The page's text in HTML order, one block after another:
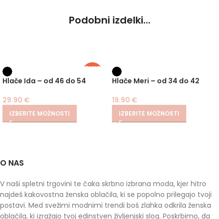
Podobni izdelki...
PLUS
Hlače Ida – od 46 do 54
29.90 €
IZBERITE MOŽNOSTI
Hlače Meri – od 34 do 42
19.90 €
IZBERITE MOŽNOSTI
O NAS
V naši spletni trgovini te čaka skrbno izbrana moda, kjer hitro
najdeš kakovostna ženska oblačila, ki se popolno prilegajo tvoji
postavi. Med svežimi modnimi trendi boš zlahka odkrila ženska
oblačila, ki izražajo tvoj edinstven življenjski slog. Poskrbimo, da